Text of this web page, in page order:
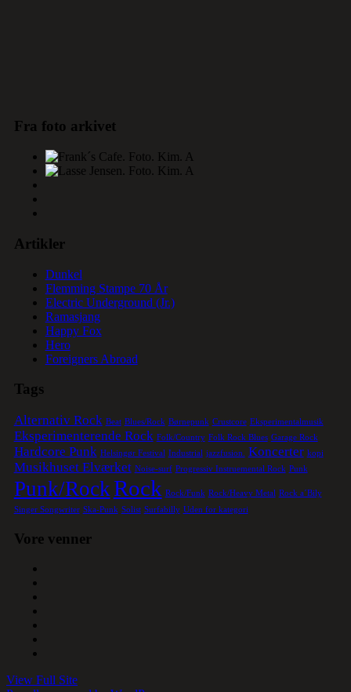
Fra foto arkivet
Artikler
Dunkel
Flemming Stampe 70 År
Electric Underground (Jr.)
Ramasjang
Happy Fox
Hero
Foreigners Abroad
Tags
Alternativ Rock Beat Blues/Rock Børnepunk Crustcore Eksperimentalmusik
Eksperimenterende Rock Folk/Country Folk Rock Blues Garage Rock
Hardcore Punk Helsingør Festival Industrial jazzfusion. Koncerter kopi
Musikhuset Elværket Noise-surf Progressiv Instruemental Rock Punk
Punk/RockRock Rock/Funk Rock/Heavy Metal Rock a´Bily
Singer Songwriter Ska-Punk Solist Surfabilly Uden for kategori
Vore venner
View Full Site